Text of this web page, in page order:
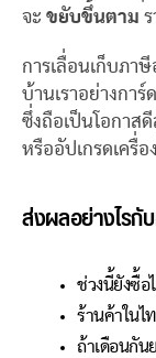
จะ ขยับขึ้นตาม
การเลื่อนเก็บภา
บ้านเราอย่างการ์
ซึ่งถือเป็นโอกาส
หรืออัปเกรดเครื่อ
ส่งผลอย่างไรกั
ช่วงนี้ยังซื้อ
ร้านค้าในไ
ถ้าเดือนกัน